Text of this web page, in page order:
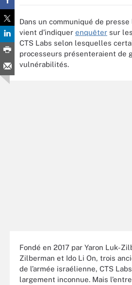
Dans un communiqué de
vient d’indiquer enquêter sur
CTS Labs selon lesquelles
processeurs présenteraient de
vulnérabilités.
Fondé en 2017 par Yaron Luk-
Zilberman et Ido Li On, trois
de l’armée israélienne, CTS
largement inconnue. Mais